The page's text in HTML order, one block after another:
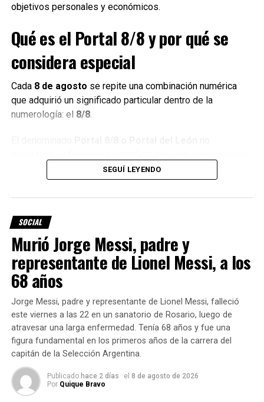
objetivos personales y económicos.
Qué es el Portal 8/8 y por qué se
considera especial
Cada 8 de agosto se repite una combinación numérica
que adquirió un significado particular dentro de la
numerología: el 8/8.
vinculada con creencias espirituales y numerológicas.
hábitos, establecer nuevas metas y enfocarse en
aquello que se quiere construir
El número 8
en esta
SEGUÍ LEYENDO
SOCIAL
Murió Jorge Messi, padre y
representante de Lionel Messi, a los
68 años
Jorge Messi, padre y representante de Lionel Messi, falleció
este viernes a las 22 en un sanatorio de Rosario, luego de
atravesar una larga enfermedad. Tenía 68 años y fue una
figura fundamental en los primeros años de la carrera del
capitán de la Selección Argentina.
Publicado hace 2 días el 8 de agosto de 2026
Por Quique Bravo